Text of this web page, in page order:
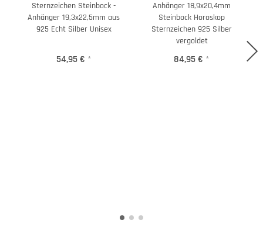
Sternzeichen Steinbock -
Anhänger 19,3x22,5mm aus
925 Echt Silber Unisex
54,95 € *
Anhänger 18,9x20,4mm
Steinbock Horoskop
Sternzeichen 925 Silber
vergoldet
84,95 € *